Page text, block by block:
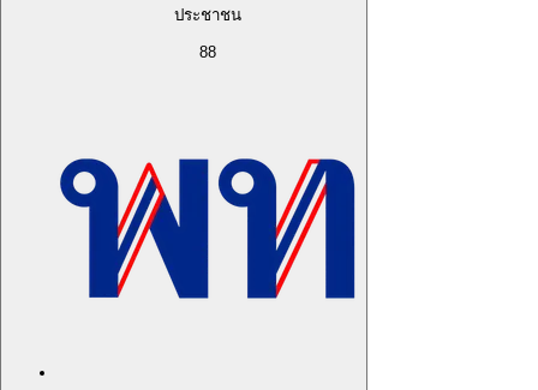
ประชาชน
88